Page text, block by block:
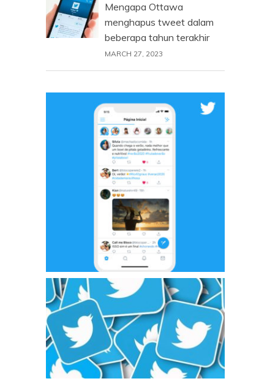
Mengapa Ottawa
menghapus tweet dalam
beberapa tahun terakhir
MARCH 27, 2023